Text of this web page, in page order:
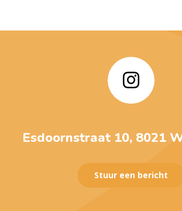
Esdoornstraat 10, 8021
Stuur een bericht